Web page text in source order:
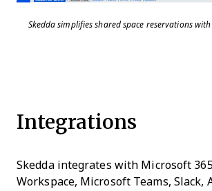
Skedda simplifies shared space reservations
Integrations
Skedda integrates with Microsoft
Workspace, Microsoft Teams, Slack,